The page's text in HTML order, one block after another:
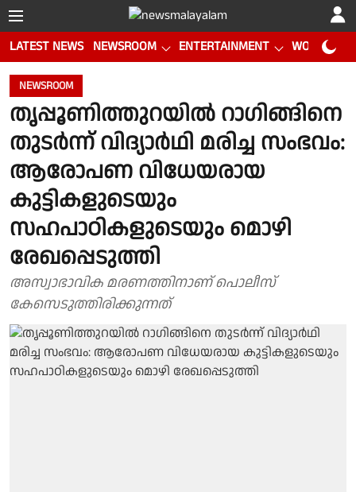
LATEST NEWS NEWSROOM ENTERTAINMENT WORLD CUP
NEWSROOM
തൃപ്പൂണിത്തുറയിൽ റാഗിങ്ങിനെ
തുടർന്ന് വിദ്യാർഥി മരിച്ച സംഭവം:
ആരോപണ വിധേയരായ
കുട്ടികളുടെയും
സഹപാഠികളുടെയും മൊഴി
രേഖപ്പെടുത്തി
അസ്വാഭാവിക മരണത്തിനാണ് പൊലീസ്
കേസെടുത്തിരിക്കുന്നത്